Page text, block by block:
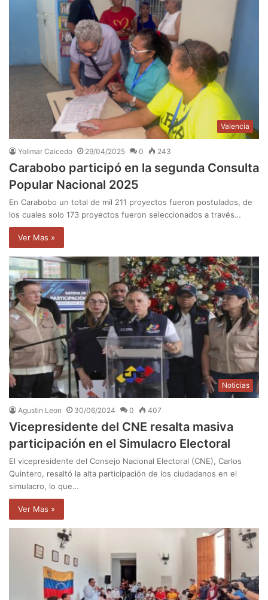
Valencia
Yolimar Caicedo 29/04/2025 0 243
Carabobo participó en la segunda Consulta
Popular Nacional 2025
En Carabobo un total de mil 211 proyectos fueron postulados, de
los cuales solo 173 proyectos fueron seleccionados a través…
Ver Mas »
Noticias
Agustin Leon 30/06/2024 0 407
Vicepresidente del CNE resalta masiva
participación en el Simulacro Electoral
El vicepresidente del Consejo Nacional Electoral (CNE), Carlos
Quintero, resaltó la alta participación de los ciudadanos en el
simulacro, lo que…
Ver Mas »